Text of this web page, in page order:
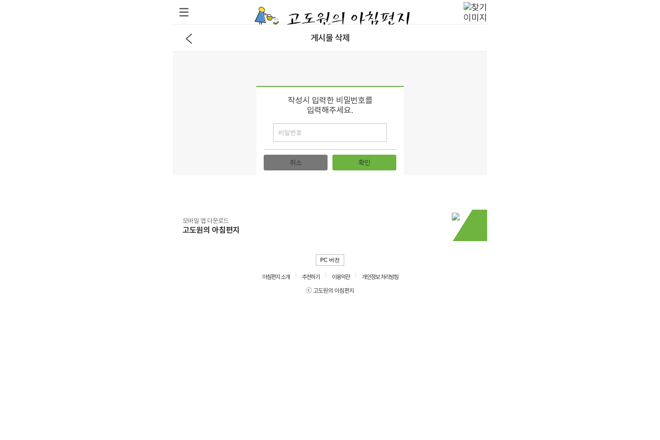
게시물 삭제
작성시 입력한 비밀번호를
입력해주세요.
취소 확인
모바일 앱 다운로드
고도원의 아침편지
PC 버전
아침편지 소개 추천하기 이용약관
개인정보 처리방침
ⓒ 고도원의 아침편지